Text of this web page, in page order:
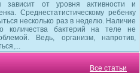
зависит от уровня активности и
Среднестатистическому ребенку
несколько раз в неделю. Наличие
количества бактерий на теле не
Ведь, организм, напротив,
Все статьи